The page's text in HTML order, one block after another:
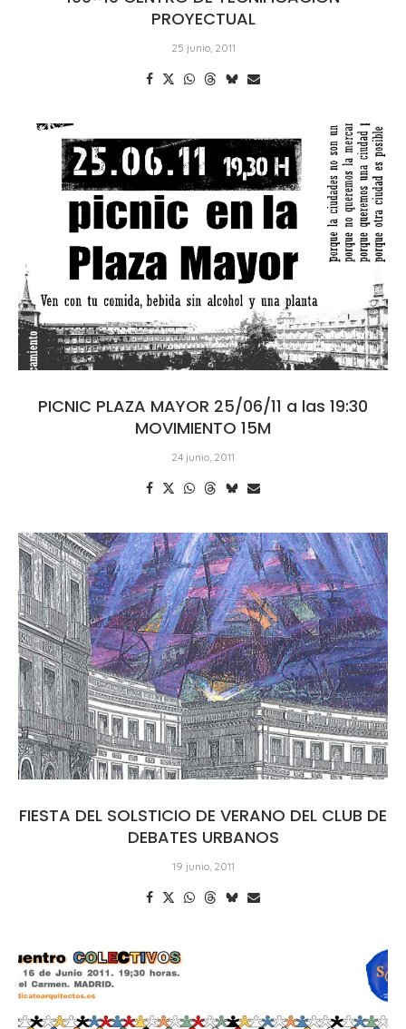
PROYECTUAL
25 junio, 2011
PICNIC PLAZA MAYOR 25/06/11 a las 19:30
MOVIMIENTO 15M
24 junio, 2011
FIESTA DEL SOLSTICIO DE VERANO DEL CLUB DE
DEBATES URBANOS
19 junio, 2011